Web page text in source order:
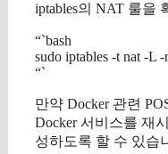
iptables의 NAT 룰을
“`bash
sudo iptables -t nat -L -
“`
만약 Docker 관련
Docker 서비스를 재
성하도록 할 수 있습